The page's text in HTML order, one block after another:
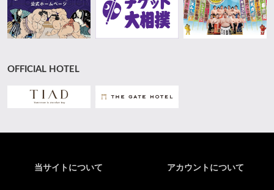
OFFICIAL HOTEL
当サイトについて アカウントについて